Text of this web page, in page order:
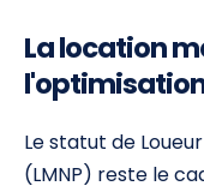
La location
Le statut de
(LMNP) reste le